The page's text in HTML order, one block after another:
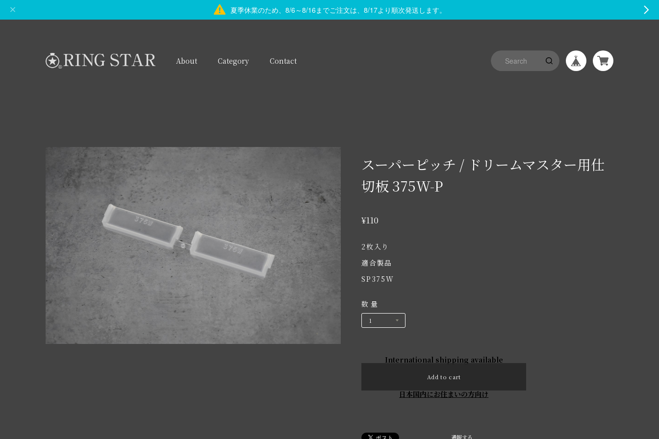
夏季休業のため、8/6～8/16までご注文は、8/17より順次発送します。
About Category Contact
スーパーピッチ / ドリームマスター用仕
切板 375W-P
¥110
2枚入り
適合製品
SP375W
数量
International shipping available
Add to cart
日本国内にお住まいの方向け
通報する